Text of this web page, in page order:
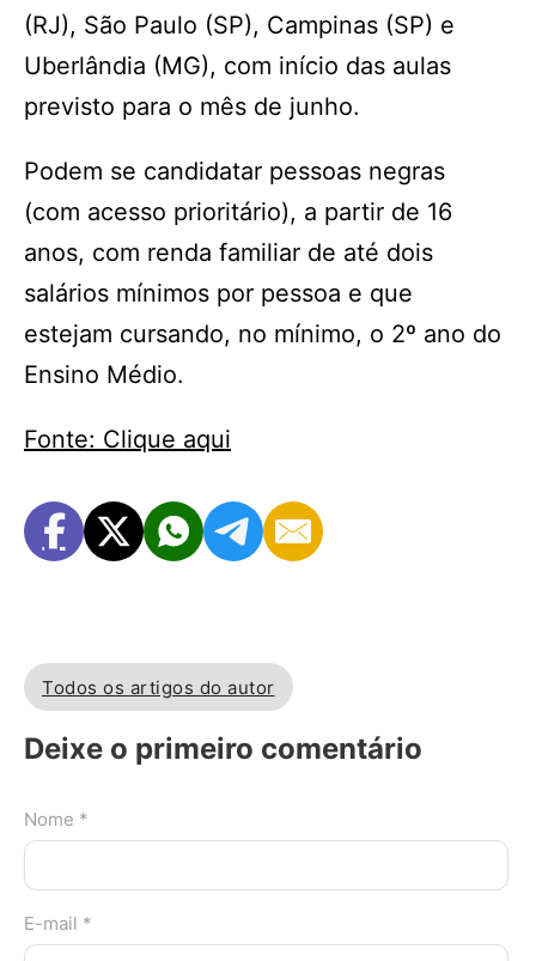
(RJ), São Paulo (SP), Campinas (SP) e
Uberlândia (MG), com início das aulas
previsto para o mês de junho.
Podem se candidatar pessoas negras
(com acesso prioritário), a partir de 16
anos, com renda familiar de até dois
salários mínimos por pessoa e que
estejam cursando, no mínimo, o 2º ano do
Ensino Médio.
Fonte: Clique aqui
Todos os artigos do autor
Deixe o primeiro comentário
Nome *
E-mail *